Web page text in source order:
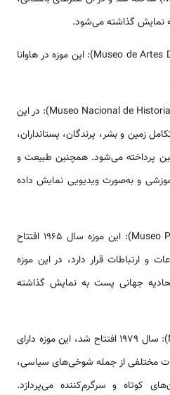
نمایش گذاشته می‌شود.
موزه هنرهای زینتی (Museo de Artes Decorativas): این موزه در هاوانا
موزه ملی تاریخ طبیعی (Museo Nacional de Historia Natural): در این
شد به تکامل زمین و بشر، پرندگان، پستانداران،
پرداخته می‌شود. همچنین طبیعت و
و به‌صورت ویدیویی نمایش داده
موزه تمبر کوبا (Museo Postal de Cuba): این موزه سال ۱۹۶۵ افتتاح
و ارتباطات قرار دارد، در این موزه
جهانی پست به نمایش گذاشته
موزه فکاهیا (Museo del Humor): سال ۱۹۷۹ افتتاح شد، این موزه دارای
مختلفی از جمله شوخی‌های سیاسی،
کوتاه و سرگرم‌کننده می‌پردازد.